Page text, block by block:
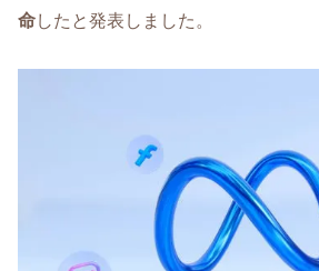
命したと発表しました。